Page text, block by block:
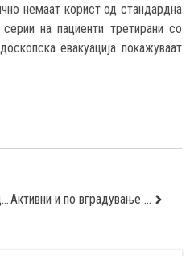
немаат корист од стандардна
на пациенти третирани со
евакуација покажуваат
Недоволниот внес на вода причина за појава на уринарни каменчиња Активни и по вградување на вештачки колк